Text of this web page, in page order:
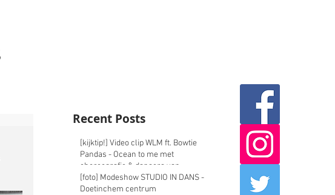
Recent Posts
[kijktip!] Video clip WLM ft. Bowtie
Pandas - Ocean to me met
choreografie & dansers van
STUDIO
[foto] Modeshow STUDIO IN DANS -
Doetinchem centrum